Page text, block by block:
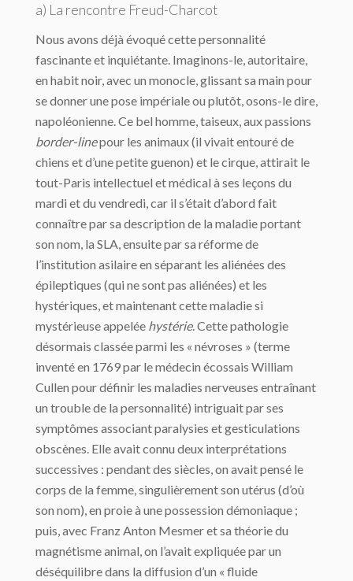
a) La rencontre Freud-Charcot
Nous avons déjà évoqué cette personnalité
fascinante et inquiétante. Imaginons-le, autoritaire,
en habit noir, avec un monocle, glissant sa main pour
se donner une pose impériale ou plutôt, osons-le dire,
napoléonienne. Ce bel homme, taiseux, aux passions
border-linepour les animaux (il vivait entouré de
chiens et d’une petite guenon) et le cirque, attirait le
tout-Paris intellectuel et médical à ses leçons du
mardi et du vendredi, car il s’était d’abord fait
connaître par sa description de la maladie portant
son nom, la SLA, ensuite par sa réforme de
l’institution asilaire en séparant les aliénées des
épileptiques (qui ne sont pas aliénées) et les
hystériques, et maintenant cette maladie si
mystérieuse appelée hystérie. Cette pathologie
désormais classée parmi les « névroses » (terme
inventé en 1769 par le médecin écossais William
Cullen pour définir les maladies nerveuses entraînant
un trouble de la personnalité) intriguait par ses
symptômes associant paralysies et gesticulations
obscènes. Elle avait connu deux interprétations
successives : pendant des siècles, on avait pensé le
corps de la femme, singulièrement son utérus (d’où
son nom), en proie à une possession démoniaque ;
puis, avec Franz Anton Mesmer et sa théorie du
magnétisme animal, on l’avait expliquée par un
déséquilibre dans la diffusion d’un « fluide